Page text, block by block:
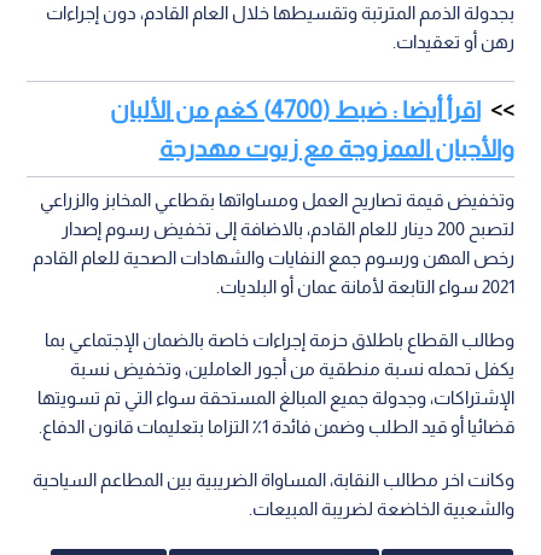
بجدولة الذمم المترتبة وتقسيطها خلال العام القادم، دون إجراءات
رهن أو تعقيدات.
اقرأ أيضا : ضبط (4700) كغم من الألبان
والأجبان الممزوجة مع زيوت مهدرجة
وتخفيض قيمة تصاريح العمل ومساواتها بقطاعي المخابز والزراعي
لتصبح 200 دينار للعام القادم، بالاضافة إلى تخفيض رسوم إصدار
رخص المهن ورسوم جمع النفايات والشهادات الصحية للعام القادم
2021 سواء التابعة لأمانة عمان أو البلديات.
وطالب القطاع باطلاق حزمة إجراءات خاصة بالضمان الإجتماعي بما
يكفل تحمله نسبة منطقية من أجور العاملين، وتخفيض نسبة
الإشتراكات، وجدولة جميع المبالغ المستحقة سواء التي تم تسويتها
قضائيا أو قيد الطلب وضمن فائدة 1٪؜ التزاما بتعليمات قانون الدفاع.
وكانت اخر مطالب النقابة، المساواة الضريبية بين المطاعم السياحية
والشعبية الخاضعة لضريبة المبيعات.